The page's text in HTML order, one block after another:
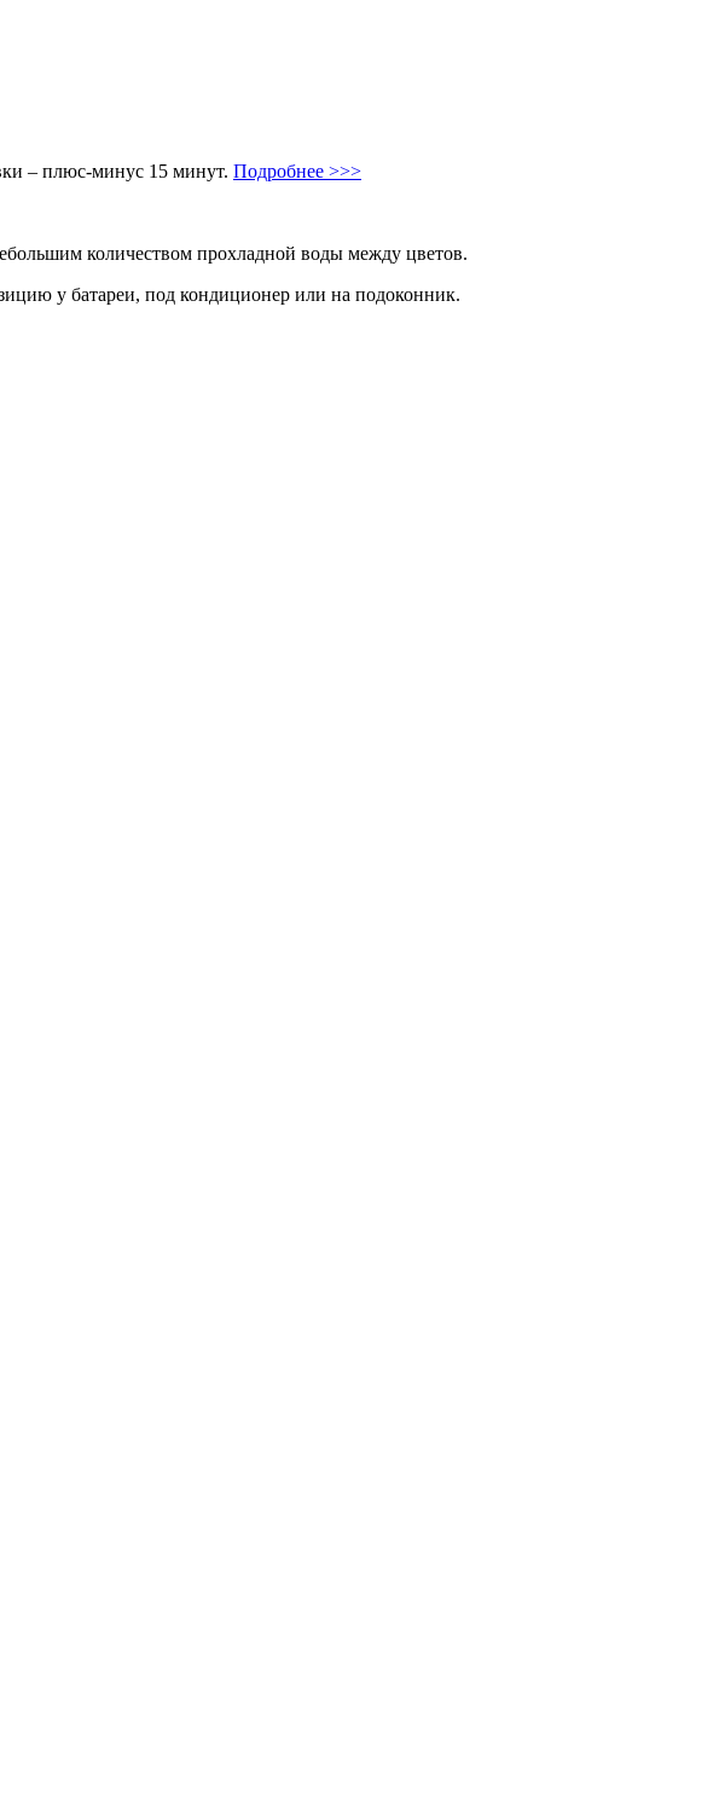
– плюс-минус 15 минут. Подробнее >>>
количеством прохладной воды между цветов.
у батареи, под кондиционер или на подоконник.